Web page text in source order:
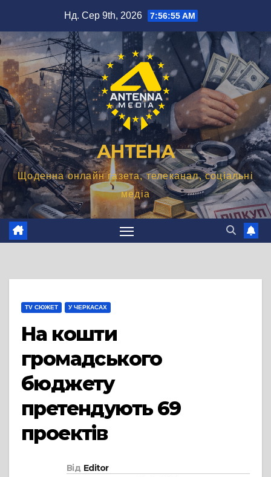
вмісту
Нд. Сер 9th, 2026 7:56:56 AM
АНТЕНА
Щоденна онлайн газета, телеканал, соціальні
медіа
TV СЮЖЕТ У ЧЕРКАСАХ
На кошти
громадського
бюджету
претендують 69
проектів
Від Editor